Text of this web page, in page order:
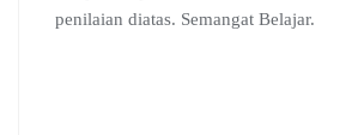
penilaian diatas. Semangat Belajar.